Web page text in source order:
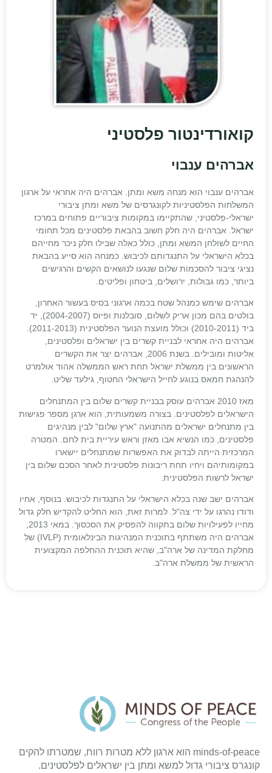
קואורדינטור פלסטיני
אברהים ענבוי
אברהים ענבוי הוא מנחה משא ומתן. אברהים היה אחראי על ארגון
המשלחות הפלסטיניות לקונגרסים של משא ומתן ציבורי
ישראלי-פלסטיני, שהתקיימו במקומות ציבוריים פתוחים במרכז
ישראל. אברהים היה חלק חשוב בהבאת פלסטינים מכל תחומי
החיים לשולחן המשא ומתן, כולל כאלה שבילו חלק ניכר מחייהם
בכלא הישראלי על התנגדותם לכיבוש. כמנחה הוא סייע בהבאת
נציגי ציבור להסכמות שלום שנגעו לנושאים הקשים והרגישים
ביותר, כמו גבולות, ירושלים, ביטחון ופליטים.
אברהים שימש כמנהל שטח בכמה ארגוני בסיס בעשור האחרון,
בולטים בהם מכון אריק לשלום, סובלנות ופיוס (2004-2007), יד
ביד (2010-2011) וכולל מועצת הנוער הפלסטינית (2011-2013).
אברהים היה אחראי לבניית קשרים בין ישראלים ופלסטינים,
אליטות ומובילים. בשנת 2006, אברהים יצר את הקשרים
הראשונים בין ממשלת ישראל תחת ראש הממשלה אהוד אולמרט
להנהגת חמאס בנוגע לחייל הישראלי החטוף, גילעד שליט.
מאז 2010 אברהים עוסק בבניית קשרים שלום בין המתנחלים
הישראלים לפלסטינים. בצורה משמעותית, הוא ארגן מספר פגישות
בין מתנחלים ישראלים מהתנועה "ארץ שלום" לבין מנהיגים
פלסטינים, כמו הנשיא אבו מאזן וראש עיריית בית לחם. המטרה
המרכזית הייתה לבדוק את האפשרות שמתנחלים יישארו
במקומותיהם ויחיו תחת ריבונות פלסטינית לאחר הסכם שלום בין
ישראל לרשות הפלסטינית.
אברהים ישב שנה בכלא הישראלי על התנגדות לכיבוש. בנוסף, אחיו
ודודו נהרגו על ידי צה"ל. למרות זאת, הוא החליט להקדיש חלק גדול
אברהים היה משתתף בתוכנית המנהיגות הבינלאומית (IVLP) של
מחלקת המדינה של ארה"ב, שהיא תוכנית ההחלפה המקצועית
הראשית של ממשלת ארה"ב.
minds-of-peace הוא ארגון ללא מטרות רווח, שמטרתו להקים
קונגרס ציבורי גדול למשא ומתן בין ישראלים לפלסטינים.